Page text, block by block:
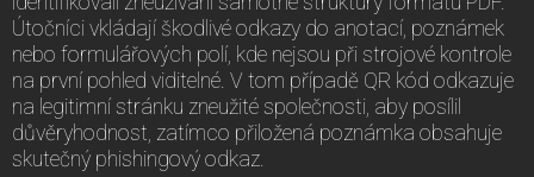
Útočníci vkládají škodlivé odkazy do anotací, poznámek
nebo formulářových polí, kde nejsou při strojové kontrole
na první pohled viditelné. V tom případě QR kód odkazuje
na legitimní stránku zneužité společnosti, aby posílil
důvěryhodnost, zatímco přiložená poznámka obsahuje
skutečný phishingový odkaz.